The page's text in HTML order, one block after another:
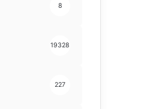
8
19328
227